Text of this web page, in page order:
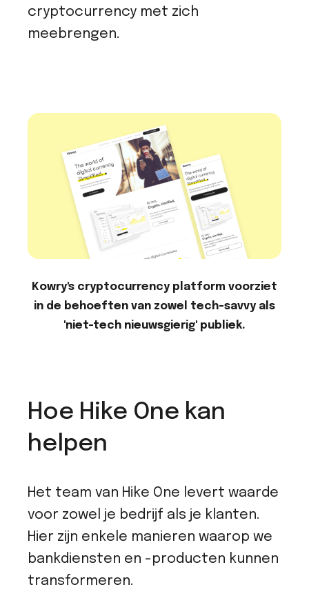
cryptocurrency met zich
meebrengen.
Kowry's cryptocurrency platform voorziet
in de behoeften van zowel tech-savvy als
'niet-tech nieuwsgierig' publiek.
Hoe Hike One kan
helpen
Het team van Hike One levert waarde
voor zowel je bedrijf als je klanten.
Hier zijn enkele manieren waarop we
bankdiensten en -producten kunnen
transformeren.